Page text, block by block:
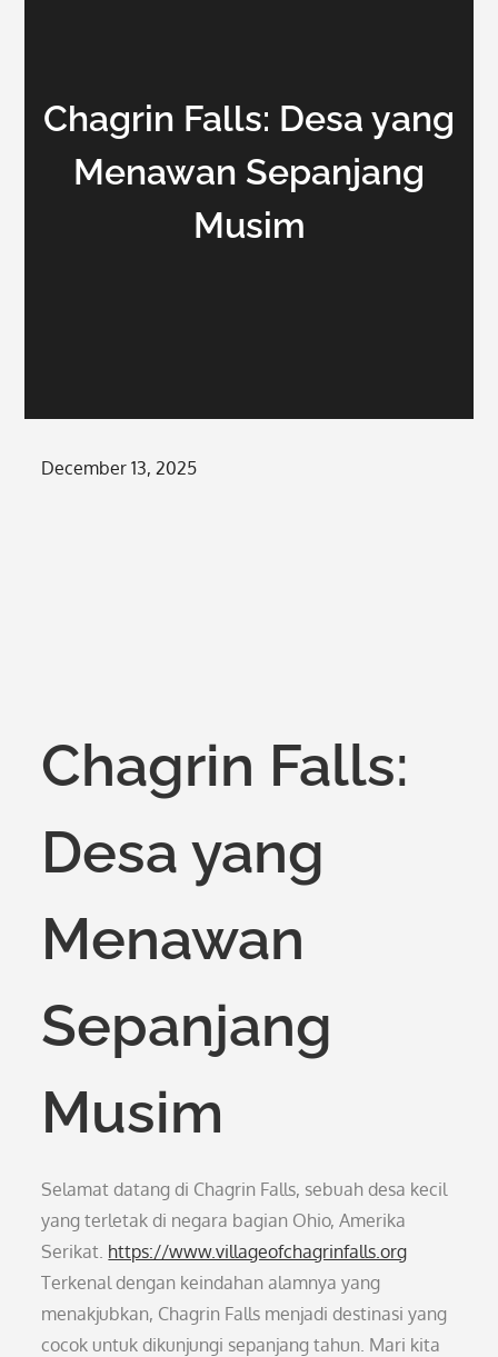
Chagrin Falls: Desa yang
Menawan Sepanjang
Musim
Posted
December 13, 2025
Chagrin Falls:
Desa yang
Menawan
Sepanjang
Musim
Selamat datang di Chagrin Falls, sebuah desa kecil
yang terletak di negara bagian Ohio, Amerika
Serikat. https://www.villageofchagrinfalls.org
Terkenal dengan keindahan alamnya yang
menakjubkan, Chagrin Falls menjadi destinasi yang
cocok untuk dikunjungi sepanjang tahun. Mari kita